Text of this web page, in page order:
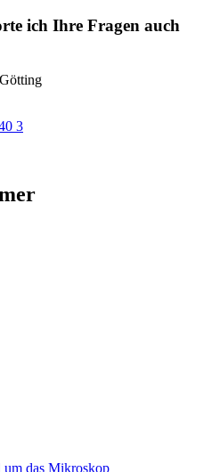
ich Ihre Fragen auch
3
um das Mikroskop